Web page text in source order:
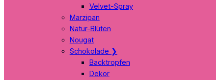
Velvet-Spray
Marzipan
Natur-Blüten
Nougat
Schokolade ❯
Backtropfen
Dekor